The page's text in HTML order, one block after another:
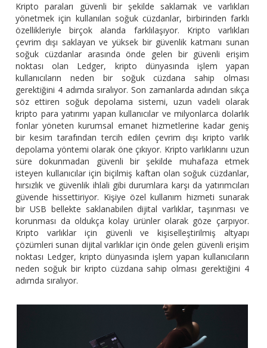
Kripto paraları güvenli bir şekilde saklamak ve varlıkları
yönetmek için kullanılan soğuk cüzdanlar, birbirinden farklı
özellikleriyle birçok alanda farklılaşıyor. Kripto varlıkları
çevrim dışı saklayan ve yüksek bir güvenlik katmanı sunan
soğuk cüzdanlar arasında önde gelen bir güvenli erişim
noktası olan Ledger, kripto dünyasında işlem yapan
kullanıcıların neden bir soğuk cüzdana sahip olması
gerektiğini 4 adımda sıralıyor. Son zamanlarda adından sıkça
söz ettiren soğuk depolama sistemi, uzun vadeli olarak
kripto para yatırımı yapan kullanıcılar ve milyonlarca dolarlık
fonlar yöneten kurumsal emanet hizmetlerine kadar geniş
bir kesim tarafından tercih edilen çevrim dışı kripto varlık
depolama yöntemi olarak öne çıkıyor. Kripto varlıklarını uzun
süre dokunmadan güvenli bir şekilde muhafaza etmek
isteyen kullanıcılar için biçilmiş kaftan olan soğuk cüzdanlar,
hırsızlık ve güvenlik ihlali gibi durumlara karşı da yatırımcıları
güvende hissettiriyor. Kişiye özel kullanım hizmeti sunarak
bir USB bellekte saklanabilen dijital varlıklar, taşınması ve
korunması da oldukça kolay ürünler olarak göze çarpıyor.
Kripto varlıklar için güvenli ve kişiselleştirilmiş altyapı
çözümleri sunan dijital varlıklar için önde gelen güvenli erişim
noktası Ledger, kripto dünyasında işlem yapan kullanıcıların
neden soğuk bir kripto cüzdana sahip olması gerektiğini 4
adımda sıralıyor.